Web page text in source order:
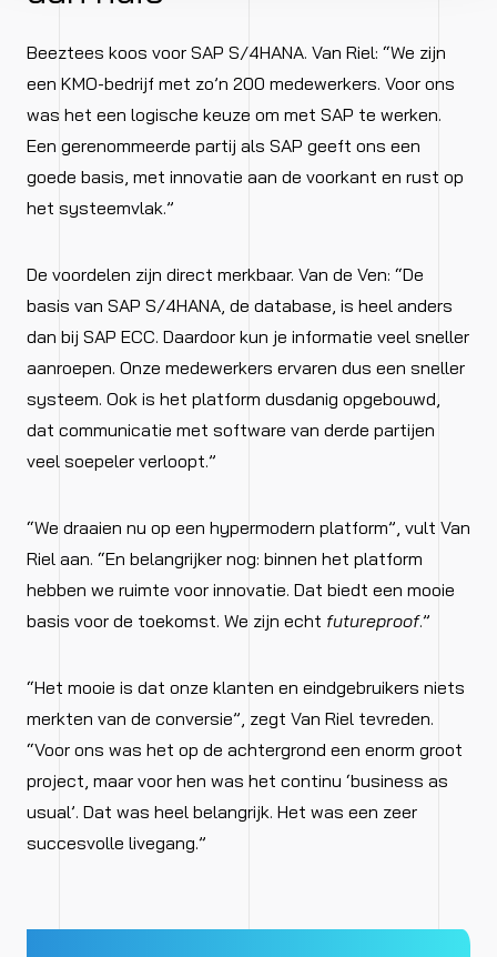
Beeztees koos voor SAP S/4HANA. Van Riel: “We zijn
een KMO-bedrijf met zo’n 200 medewerkers. Voor ons
was het een logische keuze om met SAP te werken.
Een gerenommeerde partij als SAP geeft ons een
goede basis, met innovatie aan de voorkant en rust op
het systeemvlak.”
De voordelen zijn direct merkbaar. Van de Ven: “De
basis van SAP S/4HANA, de database, is heel anders
dan bij SAP ECC. Daardoor kun je informatie veel sneller
aanroepen. Onze medewerkers ervaren dus een sneller
systeem. Ook is het platform dusdanig opgebouwd,
dat communicatie met software van derde partijen
veel soepeler verloopt.”
“We draaien nu op een hypermodern platform”, vult Van
Riel aan. “En belangrijker nog: binnen het platform
hebben we ruimte voor innovatie. Dat biedt een mooie
basis voor de toekomst. We zijn echt futureproof.”
“Het mooie is dat onze klanten en eindgebruikers niets
merkten van de conversie”, zegt Van Riel tevreden.
“Voor ons was het op de achtergrond een enorm groot
project, maar voor hen was het continu ‘business as
usual’. Dat was heel belangrijk. Het was een zeer
succesvolle livegang.”